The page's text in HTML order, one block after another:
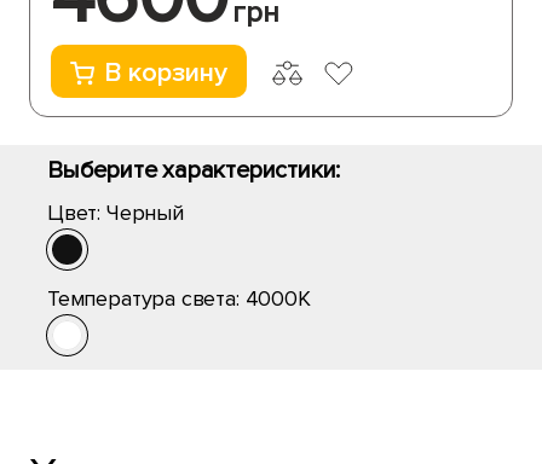
грн
В корзину
Выберите характеристики:
Цвет: Черный
Температура света: 4000K